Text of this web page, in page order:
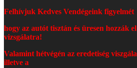
Felhívjuk Kedves Vendégeink figyelmét
hogy az autót tisztán és üresen hozzák
vizsgálatra!
Valamint hétvégén az eredetiség
illetve a